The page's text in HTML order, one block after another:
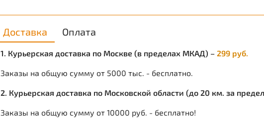
Доставка Оплата
1. Курьерская доставка по Москве (в пределах МКАД) – 299 руб.
Заказы на общую сумму от 5000 тыс. - бесплатно.
2. Курьерская доставка по Московской области (до 20 км. за
Заказы на общую сумму от 10000 руб. - бесплатно!